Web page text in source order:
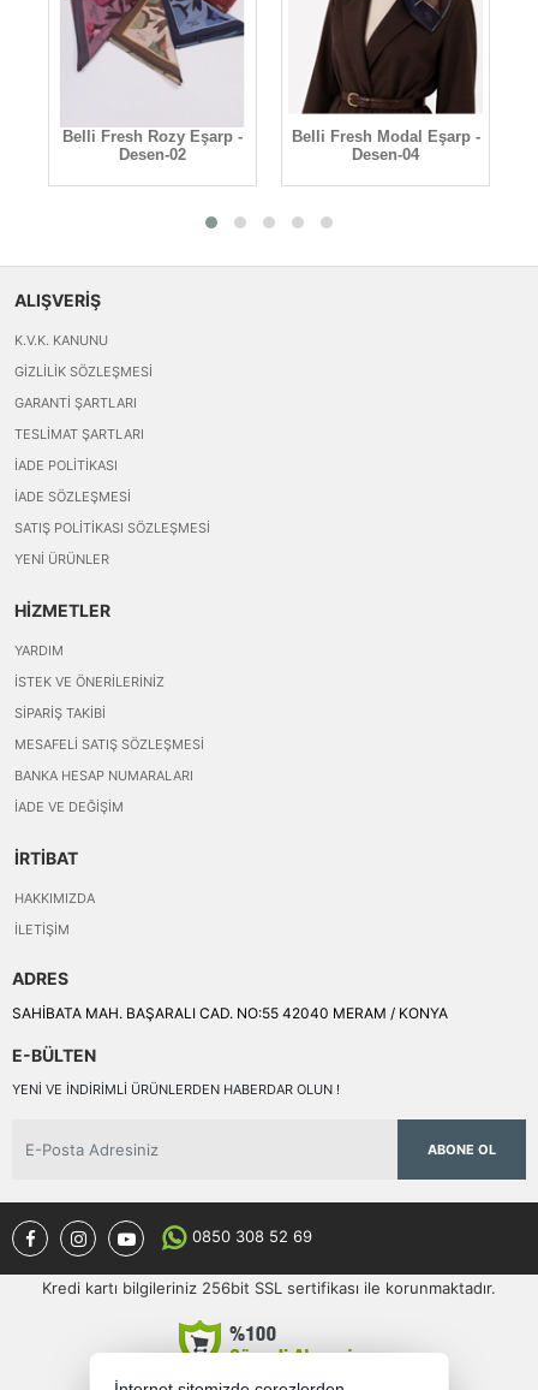
Belli Fresh Rozy Eşarp -
Desen-02
Belli Fresh Modal Eşarp -
Desen-04
ALIŞVERİŞ
K.V.K. KANUNU
GIZLILIK SÖZLEŞMESI
GARANTI ŞARTLARI
TESLIMAT ŞARTLARI
İADE POLITIKASI
İADE SÖZLEŞMESI
SATIŞ POLITIKASI SÖZLEŞMESI
YENI ÜRÜNLER
HİZMETLER
YARDIM
İSTEK VE ÖNERILERINIZ
SIPARIŞ TAKIBI
MESAFELI SATIŞ SÖZLEŞMESI
BANKA HESAP NUMARALARI
İADE VE DEĞIŞIM
İRTİBAT
HAKKIMIZDA
İLETIŞIM
ADRES
SAHİBATA MAH. BAŞARALI CAD. NO:55 42040 MERAM / KONYA
E-BÜLTEN
YENI VE INDIRIMLI ÜRÜNLERDEN HABERDAR OLUN !
ABONE OL
0850 308 52 69
Kredi kartı bilgileriniz 256bit SSL sertifikası ile korunmaktadır.